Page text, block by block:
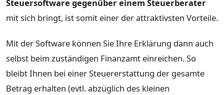
Steuersoftware gegenüber einem Steuerberater
mit sich bringt, ist somit einer der attraktivsten Vorteile.
Mit der Software können Sie Ihre Erklärung dann auch
selbst beim zuständigen Finanzamt einreichen. So
bleibt Ihnen bei einer Steuererstattung der gesamte
Betrag erhalten (evtl. abzüglich des kleinen